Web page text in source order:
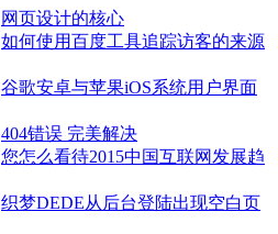
网页设计的核心
如何使用百度工具追踪访客的来源
谷歌安卓与苹果iOS系统用户界面
404错误 完美解决
您怎么看待2015中国互联网发展趋
织梦DEDE从后台登陆出现空白页